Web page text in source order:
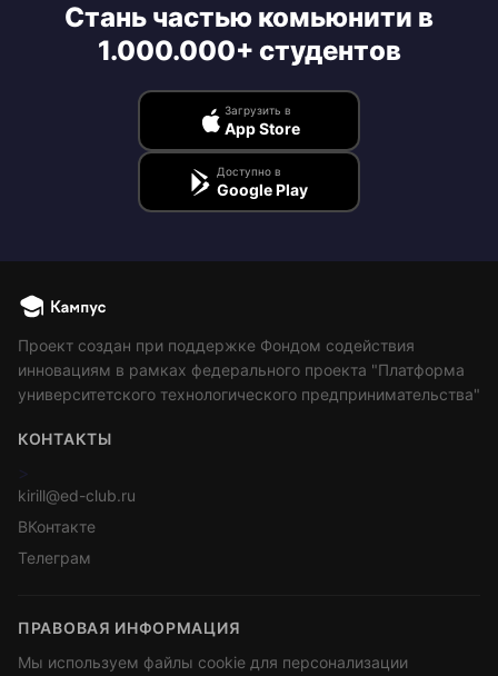
Стань частью комьюнити в
1.000.000+ студентов
Загрузить в
App Store
Доступно в
Google Play
Проект создан при поддержке Фондом содействия
инновациям в рамках федерального проекта "Платформа
университетского технологического предпринимательства"
КОНТАКТЫ
>
kirill@ed-club.ru
ВКонтакте
Телеграм
ПРАВОВАЯ ИНФОРМАЦИЯ
Мы используем файлы cookie для персонализации